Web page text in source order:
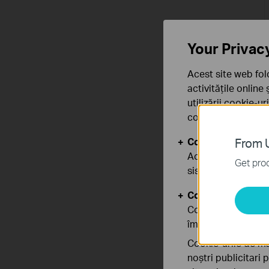
From
Get
Your
Acest site web
activitățile online
utilizării cookie-
confidențialitate
Cookie-uri de
Aceste cookie-uri
sistemele tale
Cookie-uri de
Cookie-urile de
îmbunătăți și
Cookie-urile de
noștri publicitari